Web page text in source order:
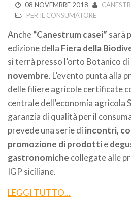
08 NOVEMBRE 2018
PER IL CONSUMATORE
Anche“Canestrum casei” sarà
edizione della Fiera della
si terrà presso l’orto Botanico
novembre. L’evento punta alla
delle filiere agricole certificate
centrale dell’economia agricola
garanzia di qualità per il
prevede una serie di incontri,
promozione di prodottie
gastronomiche collegate alle
IGP siciliane.
LEGGI TUTTO...